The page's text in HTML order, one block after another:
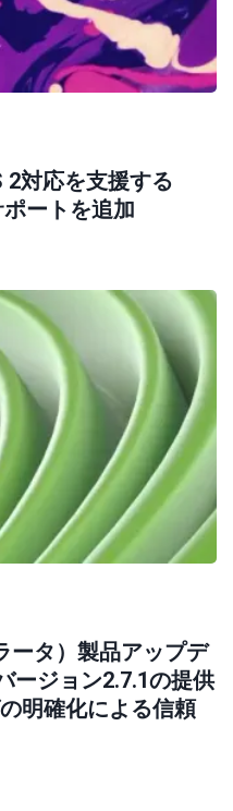
2対応を支援する
ートを追加
ータ）製品アップデ
ージョン2.7.1の提供
明確化による信頼